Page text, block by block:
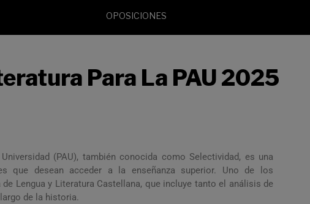
OPOSICIONES
Para La PAU 2025
(PAU), también conocida como Selectividad, es una
que desean acceder a la enseñanza superior. Uno de los
Lengua y Literatura Castellana, que incluye tanto el análisis de
de la historia.